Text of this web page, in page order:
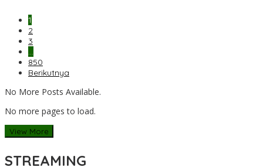
1
2
3
…
850
Berikutnya
No More Posts Available.
No more pages to load.
View More
STREAMING